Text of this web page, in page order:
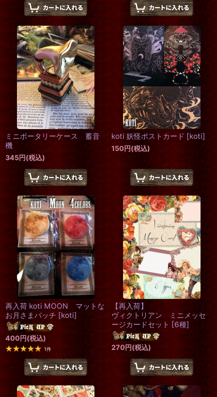
ミニポータリーケース 蓄音
機
345円(税込)
koti 妖怪ポストカード [koti]
150円(税込)
再入荷 koti MOON マットな
お月さまバッチ [koti]
400円(税込)
1件
【再入荷】
ヴィクトリアン ミニメッセ
ージカードセット [6種]
270円(税込)